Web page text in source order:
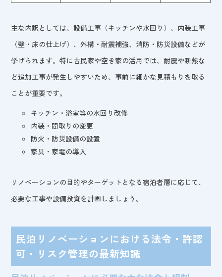
主な内訳としては、設備工事（キッチンや水回り）、内装工事
（壁・床の仕上げ）、外構・耐震補強、消防・防災設備などが
挙げられます。特に古民家や空き家の活用では、耐震や断熱な
ど追加工事が発生しやすいため、事前に細かな見積もりを取る
ことが重要です。
キッチン・浴室等の水回り改修
内装・間取りの変更
防火・防災設備の設置
家具・家電の導入
リノベーションの目的やターゲットとなる宿泊者層に応じて、
必要な工事や設備投資を計画しましょう。
民泊リノベーションにおける法令・許認
可・リスク管理の最新知識